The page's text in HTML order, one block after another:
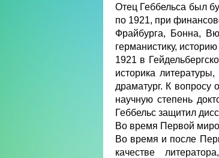
Отец Геббельса был
по 1921, при
Фрайбурга, Бонна,
германистику, историю
1921 в
историка
драматург. К
научную степень
Геббельс защитил
Во время Первой
Во время и после
качестве